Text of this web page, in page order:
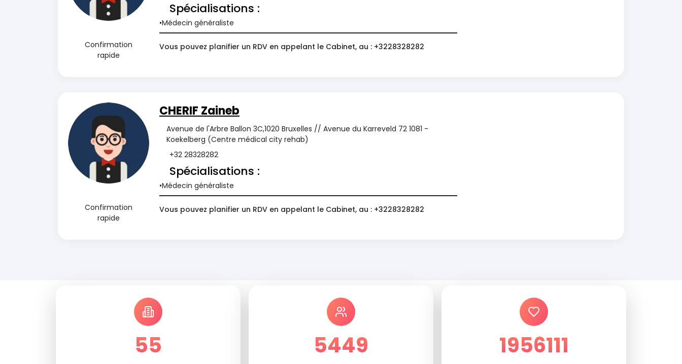
Confirmation
rapide
Spécialisations :
Médecin généraliste
Vous pouvez planifier un RDV en appelant le Cabinet, au : +3228328282
Confirmation
rapide
CHERIF Zaineb
Avenue de l'Arbre Ballon 3C,1020 Bruxelles // Avenue du Karreveld 72 1081 -
Koekelberg (Centre médical city rehab)
+32 28328282
Spécialisations :
Médecin généraliste
Vous pouvez planifier un RDV en appelant le Cabinet, au : +3228328282
55 5449 1956111